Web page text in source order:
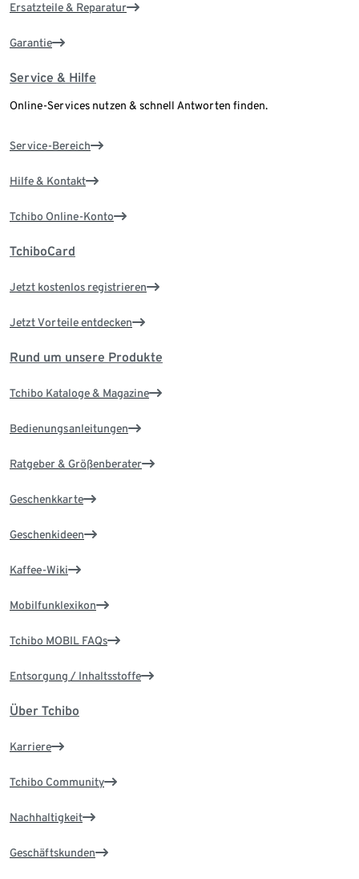
Ersatzteile & Reparatur
Garantie
Service & Hilfe
Online-Services nutzen & schnell Antworten finden.
Service-Bereich
Hilfe & Kontakt
Tchibo Online-Konto
TchiboCard
Jetzt kostenlos registrieren
Jetzt Vorteile entdecken
Rund um unsere Produkte
Tchibo Kataloge & Magazine
Bedienungsanleitungen
Ratgeber & Größenberater
Geschenkkarte
Geschenkideen
Kaffee-Wiki
Mobilfunklexikon
Tchibo MOBIL FAQs
Entsorgung / Inhaltsstoffe
Über Tchibo
Karriere
Tchibo Community
Nachhaltigkeit
Geschäftskunden